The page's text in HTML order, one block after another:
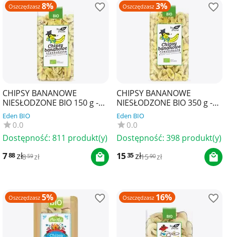
Oszczędzasz 8%
CHIPSY BANANOWE
NIESŁODZONE BIO 150 g -
BIO PLANET
Eden BIO
0.0
Dostępność: 811 produkt(y)
788zł859zł
Oszczędzasz 3%
CHIPSY BANANOWE
NIESŁODZONE BIO 350 g -
BIO PLANET
Eden BIO
0.0
Dostępność: 398 produkt(y)
1535zł1590zł
Oszczędzasz 5% Oszczędzasz 16%